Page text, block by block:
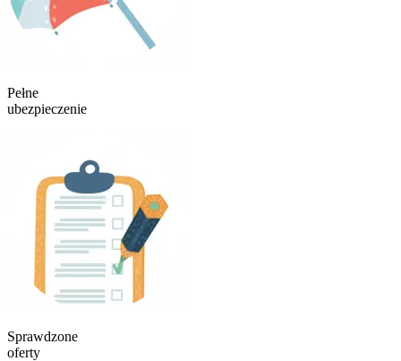
Pełne
ubezpieczenie
Sprawdzone
oferty